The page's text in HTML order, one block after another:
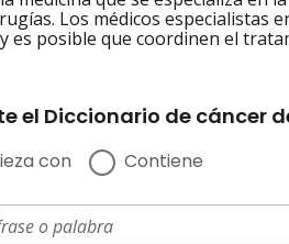
Los médicos especialistas
es posible que coordinen el
el Diccionario de cáncer
con Contiene